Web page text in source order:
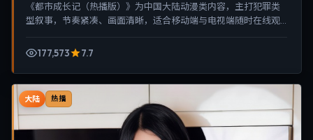
《都市成长记（热播版）》为中国大陆动漫类内容，主打犯罪类
型叙事，节奏紧凑、画面清晰，适合移动端与电视端随时在线观
177,573
7.7
大陆 热播